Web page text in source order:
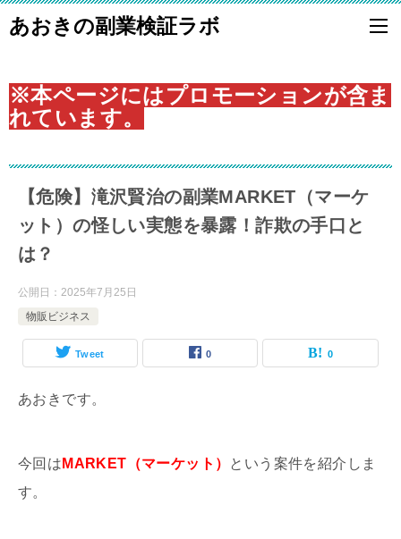
あおきの副業検証ラボ
※本ページにはプロモーションが含ま
れています。
【危険】滝沢賢治の副業MARKET（マーケ
ット）の怪しい実態を暴露！詐欺の手口と
は？
公開日： 2025年7月25日
物販ビジネス
Tweet 0 0
あおきです。
今回は MARKET（マーケット） という案件を紹介しま
す。